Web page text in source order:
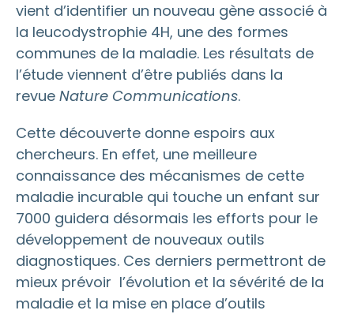
vient d’identifier un nouveau gène associé à
la leucodystrophie 4H, une des formes
communes de la maladie. Les résultats de
l’étude viennent d’être publiés dans la
revue Nature Communications.
Cette découverte donne espoirs aux
chercheurs. En effet, une meilleure
connaissance des mécanismes de cette
maladie incurable qui touche un enfant sur
7000 guidera désormais les efforts pour le
développement de nouveaux outils
diagnostiques. Ces derniers permettront de
mieux prévoir l’évolution et la sévérité de la
maladie et la mise en place d’outils